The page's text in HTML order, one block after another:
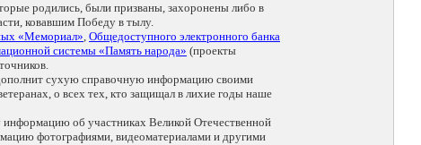
родились, были призваны, захоронены либо в
ковавшим Победу в тылу.
«Мемориал», Общедоступного электронного банка
системы «Память народа» (проекты
сухую справочную информацию своими
о всех тех, кто защищал в лихие годы наше
об участниках Великой Отечественной
фотографиями, видеоматериалами и другими